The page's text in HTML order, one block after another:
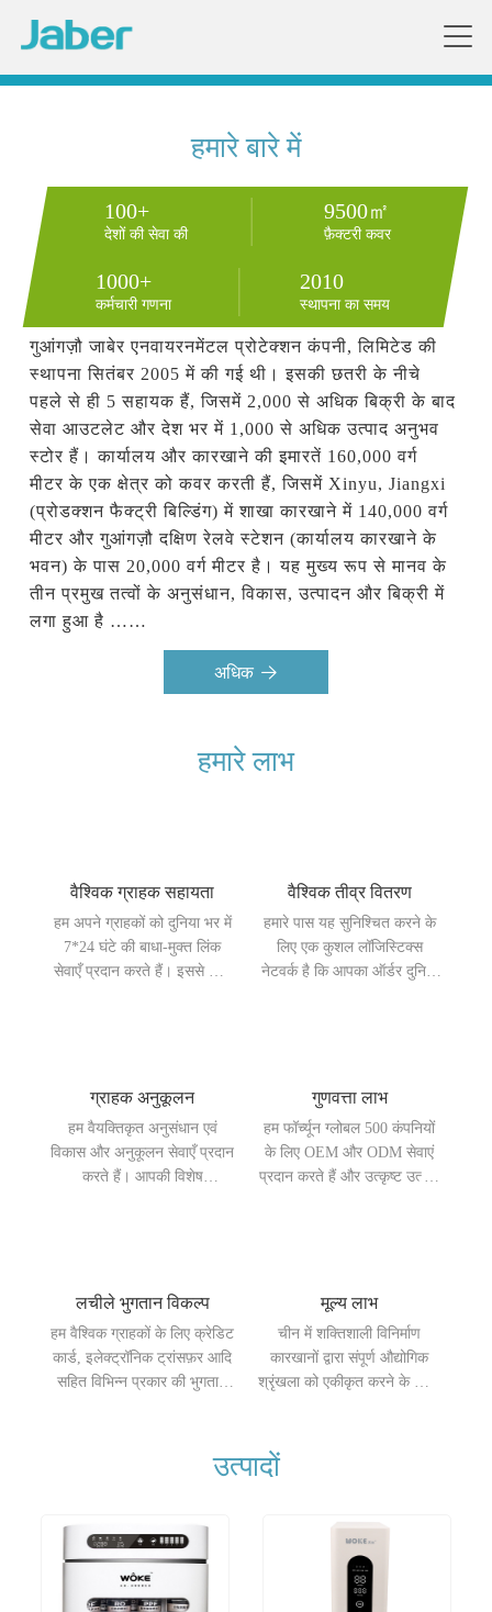
हमारे बारे में
100+
देशों की सेवा की
9500㎡
फ़ैक्टरी कवर
1000+
कर्मचारी गणना
2010
स्थापना का समय
गुआंगज़ौ जाबेर एनवायरनमेंटल प्रोटेक्शन कंपनी, लिमिटेड की
स्थापना सितंबर 2005 में की गई थी। इसकी छतरी के नीचे
पहले से ही 5 सहायक हैं, जिसमें 2,000 से अधिक बिक्री के बाद
सेवा आउटलेट और देश भर में 1,000 से अधिक उत्पाद अनुभव
स्टोर हैं। कार्यालय और कारखाने की इमारतें 160,000 वर्ग
मीटर के एक क्षेत्र को कवर करती हैं, जिसमें Xinyu, Jiangxi
(प्रोडक्शन फैक्ट्री बिल्डिंग) में शाखा कारखाने में 140,000 वर्ग
मीटर और गुआंगज़ौ दक्षिण रेलवे स्टेशन (कार्यालय कारखाने के
भवन) के पास 20,000 वर्ग मीटर है। यह मुख्य रूप से मानव के
तीन प्रमुख तत्वों के अनुसंधान, विकास, उत्पादन और बिक्री में
लगा हुआ है ……
अधिक
हमारे लाभ
वैश्विक ग्राहक सहायता
हम अपने ग्राहकों को दुनिया भर में
7*24 घंटे की बाधा-मुक्त लिंक
सेवाएँ प्रदान करते हैं। इससे कोई
वैश्विक तीव्र वितरण
हमारे पास यह सुनिश्चित करने के
लिए एक कुशल लॉजिस्टिक्स
नेटवर्क है कि आपका ऑर्डर दुनिया
गंतव्य बंदरगाह पर पहुंच सकते हैं।
ग्राहक अनुकूलन
हम वैयक्तिकृत अनुसंधान एवं
विकास और अनुकूलन सेवाएँ प्रदान
करते हैं। आपकी विशेष
अनुकूलित किया जाएगा।
गुणवत्ता लाभ
हम फॉर्च्यून ग्लोबल 500 कंपनियों
के लिए OEM और ODM सेवाएं
प्रदान करते हैं और उत्कृष्ट उत्पाद
लचीले भुगतान विकल्प
हम वैश्विक ग्राहकों के लिए क्रेडिट
कार्ड, इलेक्ट्रॉनिक ट्रांसफ़र आदि
सहित विभिन्न प्रकार की भुगतान
सबसे उपयुक्त भुगतान विधि चुनना
आपके लिए सुविधाजनक हो जाता
मूल्य लाभ
चीन में शक्तिशाली विनिर्माण
कारखानों द्वारा संपूर्ण औद्योगिक
श्रृंखला को एकीकृत करने के साथ,
बिक्री चैनल जल्दी से खोलने में
उत्पादों